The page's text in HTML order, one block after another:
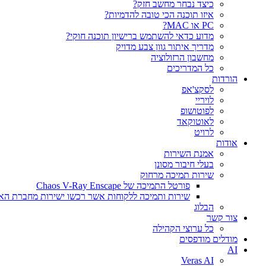
כיצד נבחר מחשב חזק?
איזו תוכנה הכי טובה להדמיות?‎‎
PC או MAC?
מדוע כדאי להשתמש ברישיון תוכנה חוקי?
מדריך איתור גוון צבע מדויק
מחשבון הרזולוציה
כל המדריכים
הורדות
לסקצ'אפ
לויריי
לפוטושופ
לאוטוקאד
לרויט
אודות
אמנת השירות
בעלי חיבור מסונן
שירות תמיכה מרחוק
פורטל התמיכה של Chaos V-Ray Enscape
שירות ותמיכה ללקוחות אשר רכשו ישירות מחברת
הבלוג
צור קשר
כל ערוצי הקהילה
מודלים מודפסים
AI
Veras AI